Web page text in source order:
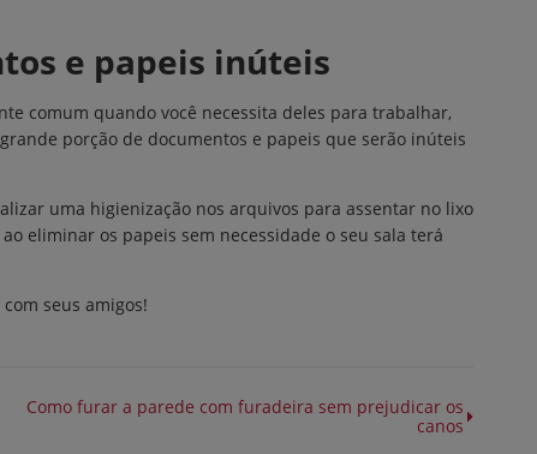
e papeis inúteis
comum quando você necessita deles para trabalhar,
porção de documentos e papeis que serão inúteis
uma higienização nos arquivos para assentar no lixo
eliminar os papeis sem necessidade o seu sala terá
seus amigos!
Como furar a parede com furadeira sem prejudicar os
canos